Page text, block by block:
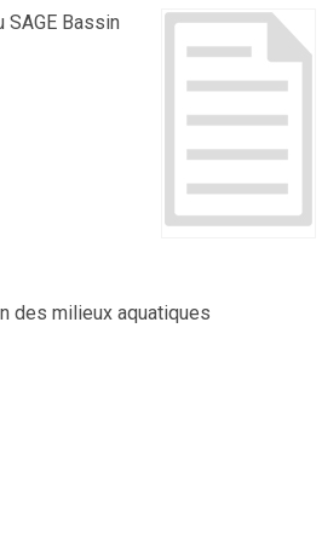
Bassin
des milieux aquatiques